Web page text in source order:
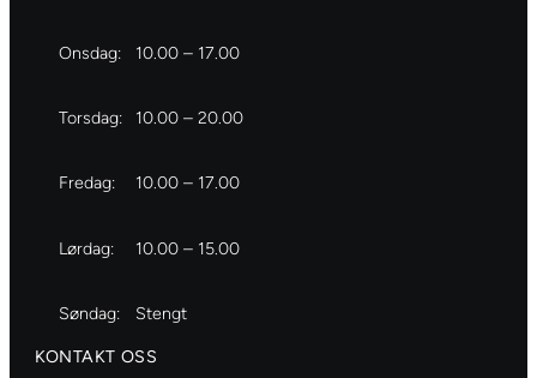
Onsdag: 10.00 – 17.00
Torsdag: 10.00 – 20.00
Fredag: 10.00 – 17.00
Lørdag: 10.00 – 15.00
Søndag: Stengt
KONTAKT OSS